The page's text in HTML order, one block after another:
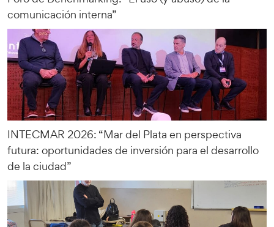
comunicación interna”
INTECMAR 2026: “Mar del Plata en perspectiva
futura: oportunidades de inversión para el desarrollo
de la ciudad”